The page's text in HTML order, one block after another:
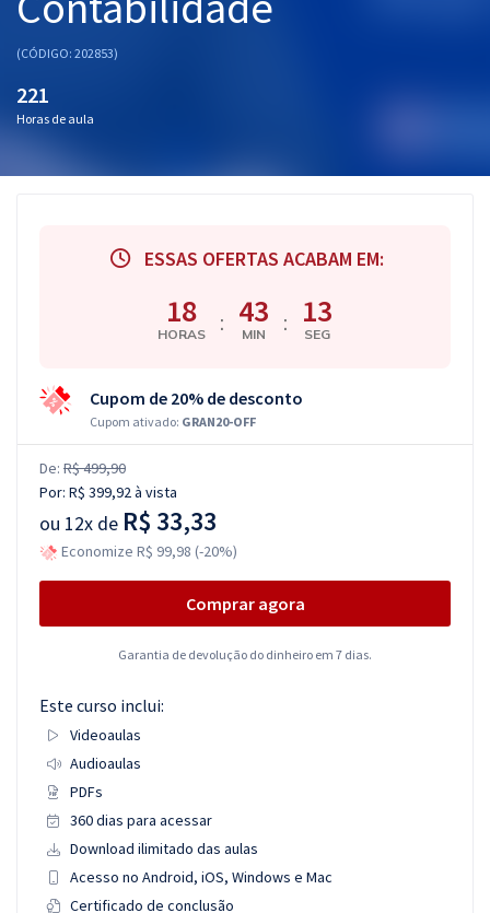
(CÓDIGO: 202853)
221
Horas de aula
ESSAS OFERTAS ACABAM EM:
18
HORAS : 43
MIN : 12
SEG
Cupom de 20% de desconto
Cupom ativado: GRAN20-OFF
De: R$ 499,90
Por: R$ 399,92à vista
ou 12x de R$ 33,33
Economize R$ 99,98 (-20%)
Comprar agora
Garantia de devolução do dinheiro em 7 dias.
Este curso inclui:
Videoaulas
Audioaulas
PDFs
360 dias para acessar
Download ilimitado das aulas
Acesso no Android, iOS, Windows e Mac
Certificado de conclusão